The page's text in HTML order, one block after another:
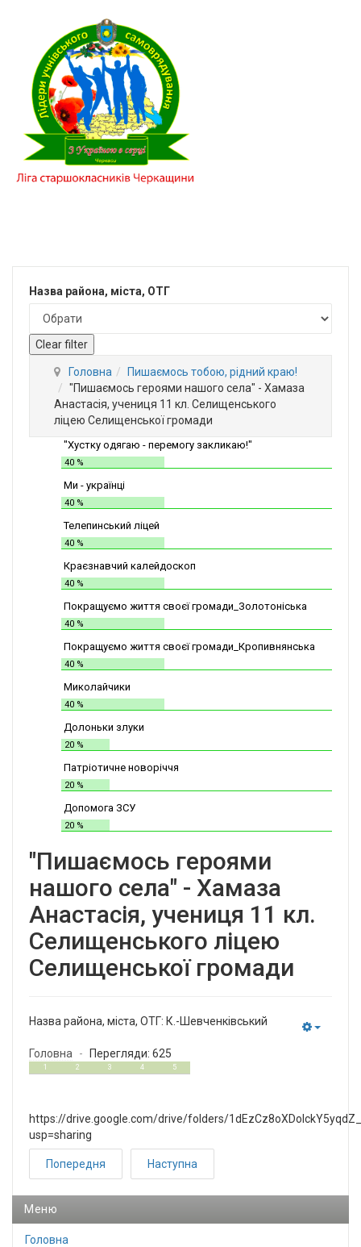
Назва района, міста, ОТГ
Clear filter
Головна
Пишаємось тобою, рідний краю!
"Пишаємось героями нашого села" - Хамаза
Анастасія, учениця 11 кл. Селищенського
ліцею Селищенської громади
"Хустку одягаю - перемогу закликаю!"
40 %
Ми - українці
40 %
Телепинський ліцей
40 %
Краєзнавчий калейдоскоп
40 %
Покращуємо життя своєї громади_Золотоніська
СШІТ №2
40 %
Покращуємо життя своєї громади_Кропивнянська
ЗОШ
40 %
Миколайчики
40 %
Долоньки злуки
20 %
Патріотичне новоріччя
20 %
Допомога ЗСУ
20 %
"Пишаємось героями
нашого села" - Хамаза
Анастасія, учениця 11 кл.
Селищенського ліцею
Селищенської громади
Назва района, міста, ОТГ: К.-Шевченківський
Головна Перегляди: 625
35
1 2 3 4 5
https://drive.google.com/drive/folders/
usp=sharing
Попередня Наступна
Меню
Головна